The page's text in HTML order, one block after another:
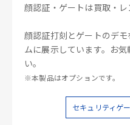
顔認証・ゲートは買取・レ
顔認証打刻とゲートのデ
ムに展示しています。お
い。
※本製品はオプションです。
セキュリティゲ